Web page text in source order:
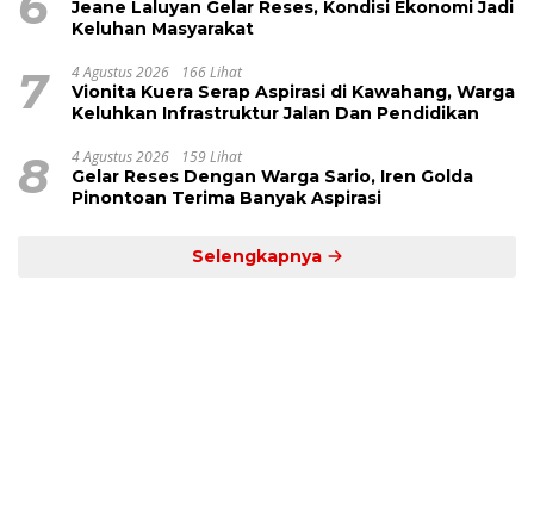
Jeane Laluyan Gelar Reses, Kondisi Ekonomi Jadi
Keluhan Masyarakat
7 4 Agustus 2026 166 Lihat
Vionita Kuera Serap Aspirasi di Kawahang, Warga
Keluhkan Infrastruktur Jalan Dan Pendidikan
8 4 Agustus 2026 159 Lihat
Gelar Reses Dengan Warga Sario, Iren Golda
Pinontoan Terima Banyak Aspirasi
Selengkapnya